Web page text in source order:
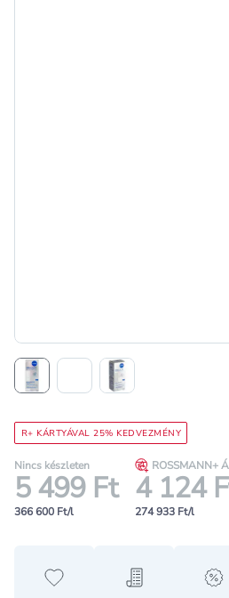
R+ KÁRTYÁVAL 25% KEDVEZMÉNY
Nincs készleten
5 499 Ft
366 600 Ft/l
ROSSMANN+
4 124
274 933 Ft/l
Hozzáadás a kedvencekhez
Hozzáadás a